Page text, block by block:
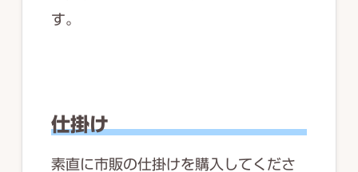
す。
仕掛け
素直に市販の仕掛けを購入してくださ